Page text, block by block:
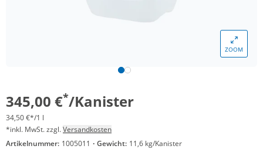
ZOOM
345,00 €*/Kanister
34,50 €*/1 l
*inkl. MwSt. zzgl.Versandkosten
Artikelnummer: 1005011 · Gewicht: 11,6 kg/Kanister